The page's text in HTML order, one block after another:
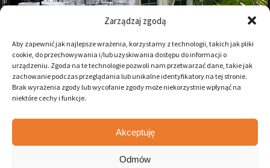
Zarządzaj zgodą
Aby zapewnić jak najlepsze wrażenia, korzystamy z technologii, takich jak pliki
cookie, do przechowywania i/lub uzyskiwania dostępu do informacji o
urządzeniu. Zgoda na te technologie pozwoli nam przetwarzać dane, takie jak
zachowanie podczas przeglądania lub unikalne identyfikatory na tej stronie.
Brak wyrażenia zgody lub wycofanie zgody może niekorzystnie wpłynąć na
niektóre cechy i funkcje.
Akceptuję
Odmów